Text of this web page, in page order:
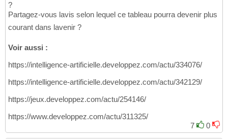
?
Partagez-vous lavis selon lequel ce tableau pourra devenir plus
courant dans lavenir ?
Voir aussi :
https://intelligence-artificielle.developpez.com/actu/334076/
https://intelligence-artificielle.developpez.com/actu/342129/
https://jeux.developpez.com/actu/254146/
https://www.developpez.com/actu/311325/
7
0